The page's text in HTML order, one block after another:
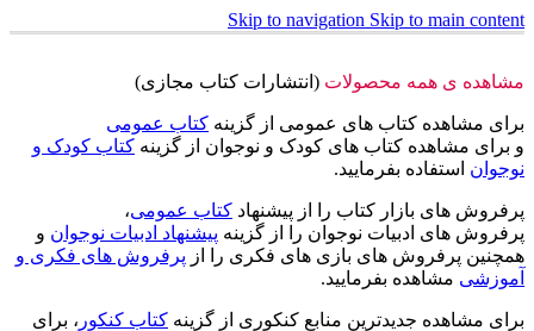
Skip to navigation Skip to main content
مشاهده ی همه محصولات (انتشارات کتاب مجازی)
برای مشاهده کتاب های عمومی از گزینه کتاب عمومی
و برای مشاهده کتاب های کودک و نوجوان از گزینه کتاب کودک و
نوجوان استفاده بفرمایید.
پرفروش های بازار کتاب را از پیشنهاد کتاب عمومی،
پرفروش های ادبیات نوجوان را از گزینه پیشنهاد ادبیات نوجوان و
همچنین پرفروش های بازی های فکری را از پرفروش های فکری و
آموزشی مشاهده بفرمایید.
برای مشاهده جدیدترین منابع کنکوری از گزینه کتاب کنکور ، برای